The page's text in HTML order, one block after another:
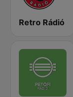
Retro Rádió